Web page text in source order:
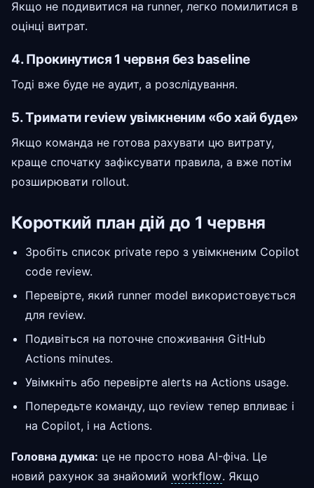
Якщо не подивитися на runner, легко помилитися в
оцінці витрат.
4. Прокинутися 1 червня без baseline
Тоді вже буде не аудит, а розслідування.
5. Тримати review увімкненим «бо хай буде»
Якщо команда не готова рахувати цю витрату,
краще спочатку зафіксувати правила, а вже потім
розширювати rollout.
Короткий план дій до 1 червня
Зробіть список private repo з увімкненим Copilot
code review.
Перевірте, який runner model використовується
для review.
Подивіться на поточне споживання GitHub
Actions minutes.
Увімкніть або перевірте alerts на Actions usage.
Попередьте команду, що review тепер впливає і
на Copilot, і на Actions.
Головна думка: це не просто нова AI-фіча. Це
новий рахунок за знайомий workflow. Якщо